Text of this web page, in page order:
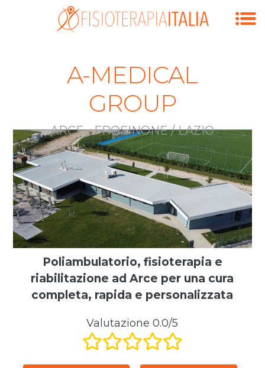
A-MEDICAL
GROUP
ARCE - FROSINONE / LAZIO
Poliambulatorio, fisioterapia e
riabilitazione ad Arce per una cura
completa, rapida e personalizzata
Valutazione 0.0/5